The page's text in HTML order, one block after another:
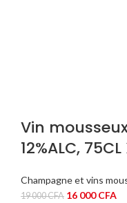
Vin
12%ALC, 75CL
Champagne et vins
19 000CFA Le
16 000CFALe